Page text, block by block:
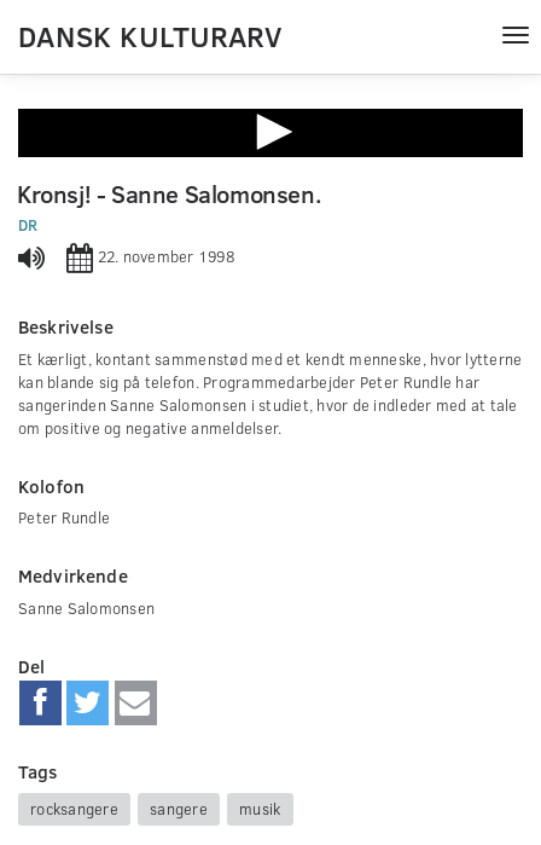
DANSK KULTURARV
seconds
of
0
seconds
Kronsj! - Sanne Salomonsen.
DR
22. november 1998
Beskrivelse
Et kærligt, kontant sammenstød med et kendt menneske, hvor lytterne
kan blande sig på telefon. Programmedarbejder Peter Rundle har
sangerinden Sanne Salomonsen i studiet, hvor de indleder med at tale
om positive og negative anmeldelser.
Kolofon
Peter Rundle
Medvirkende
Sanne Salomonsen
Del
Tags
rocksangere sangere musik